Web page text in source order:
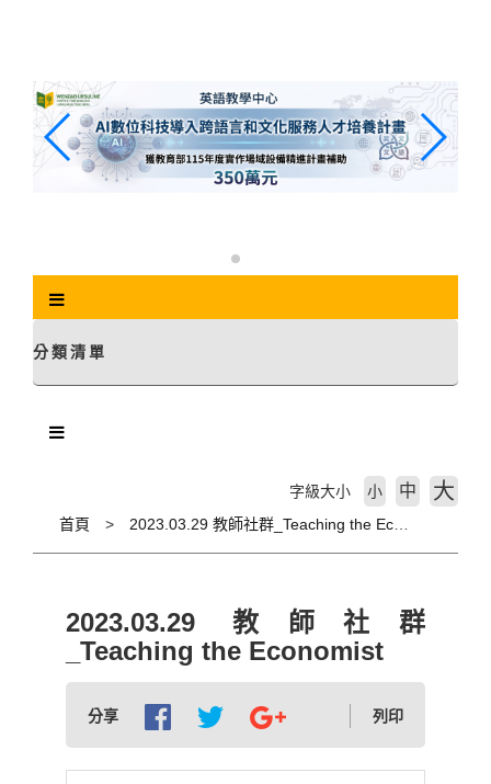
分類清單
首頁
字級大小 小 中 大
2023.03.29 教師社群
_Teaching the Economist
分享 列印